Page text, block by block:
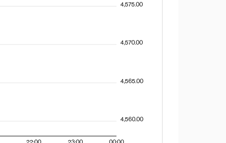
4,560.00
4,565.00
4,570.00
4,575.00